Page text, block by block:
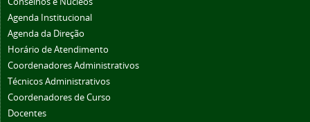
Agenda Institucional
Agenda da Direção
Horário de Atendimento
Coordenadores Administrativos
Técnicos Administrativos
Coordenadores de Curso
Docentes